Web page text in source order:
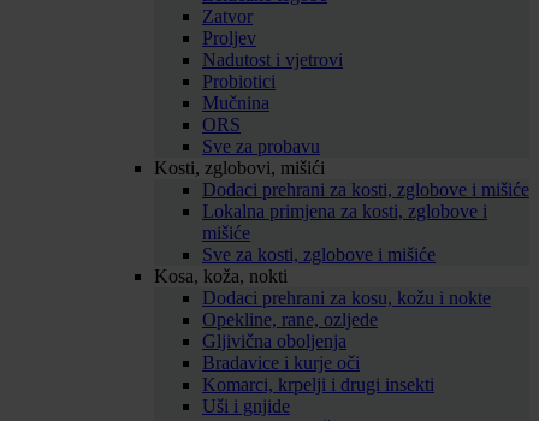
Zatvor
Proljev
Nadutost i vjetrovi
Probiotici
Mučnina
ORS
Sve za probavu
Kosti, zglobovi, mišići
Dodaci prehrani za kosti, zglobove i mišiće
Lokalna primjena za kosti, zglobove i
mišiće
Sve za kosti, zglobove i mišiće
Kosa, koža, nokti
Dodaci prehrani za kosu, kožu i nokte
Opekline, rane, ozljede
Gljivična oboljenja
Bradavice i kurje oči
Komarci, krpelji i drugi insekti
Uši i gnjide